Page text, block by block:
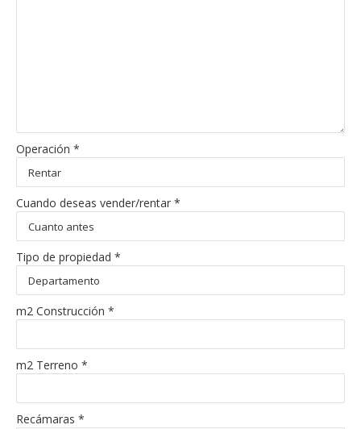
Operación *
Cuando deseas vender/rentar *
Tipo de propiedad *
m2 Construcción *
m2 Terreno *
Recámaras *